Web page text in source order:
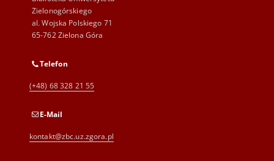
Zielonogórskiego
al. Wojska Polskiego 71
65-762 Zielona Góra
Telefon
(+48) 68 328 21 55
E-Mail
kontakt@zbc.uz.zgora.pl